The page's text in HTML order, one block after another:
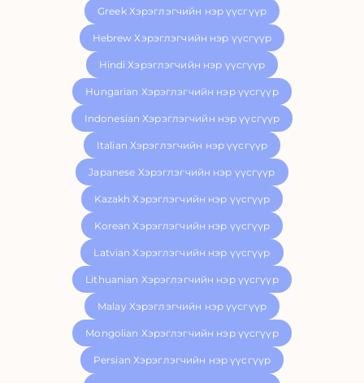
Greek Хэрэглэгчийн нэр үүсгүүр
Hebrew Хэрэглэгчийн нэр үүсгүүр
Hindi Хэрэглэгчийн нэр үүсгүүр
Hungarian Хэрэглэгчийн нэр үүсгүүр
Indonesian Хэрэглэгчийн нэр үүсгүүр
Italian Хэрэглэгчийн нэр үүсгүүр
Japanese Хэрэглэгчийн нэр үүсгүүр
Kazakh Хэрэглэгчийн нэр үүсгүүр
Korean Хэрэглэгчийн нэр үүсгүүр
Latvian Хэрэглэгчийн нэр үүсгүүр
Lithuanian Хэрэглэгчийн нэр үүсгүүр
Malay Хэрэглэгчийн нэр үүсгүүр
Mongolian Хэрэглэгчийн нэр үүсгүүр
Persian Хэрэглэгчийн нэр үүсгүүр